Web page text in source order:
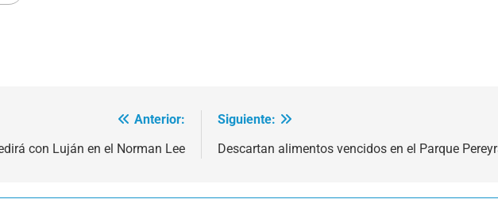
Anterior:
con Luján en el Norman Lee
Siguiente:
Descartan alimentos vencidos en el Parque